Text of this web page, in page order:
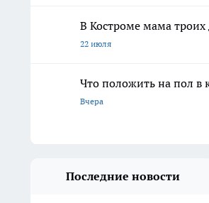
В Костроме мама
22 июля
Что положить на пол в
Вчера
Последние новости